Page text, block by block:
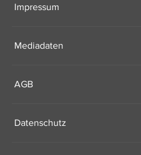
Impressum
Mediadaten
AGB
Datenschutz